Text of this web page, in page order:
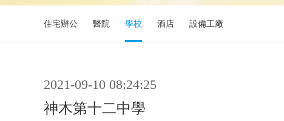
住宅辦公 醫院 學校 酒店 設備工廠
2021-09-10 08:24:25
神木第十二中學